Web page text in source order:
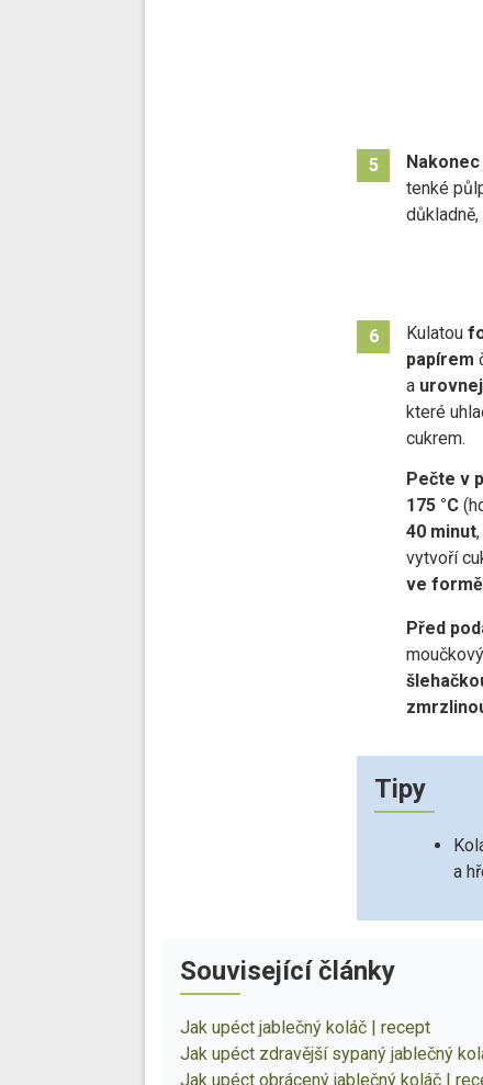
5
tenké
důkladně,
6 Kulatou
papírem
a
které
cukrem.
Pečte v
175 °C
40 minut
vytvoří
ve
Před
Tipy
a
Související články
Jak upéct jablečný koláč | recept
Jak upéct zdravější sypaný jablečný
Jak upéct obrácený jablečný koláč |